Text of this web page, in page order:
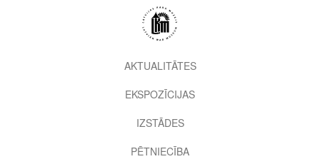
2nd
level
AKTUALITĀTES
EKSPOZĪCIJAS
IZSTĀDES
PĒTNIECĪBA